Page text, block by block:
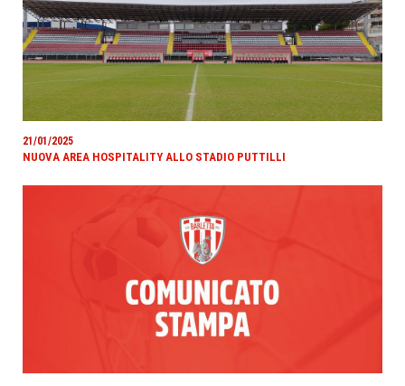
21/01/2025
NUOVA AREA HOSPITALITY ALLO STADIO PUTTILLI